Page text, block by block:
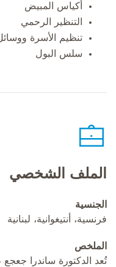
أكياس المبيض
التنظير الرحمي
تنظيم الأسرة
سلس البول
الملف الشخصي
الجنسية
فرنسية، أنتيغوانية، لبنانية
الملخص
تُعد الدكتورة ساندرا